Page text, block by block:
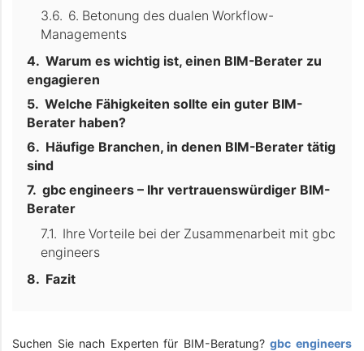
6. Betonung des dualen Workflow-
Managements
Warum es wichtig ist, einen BIM-Berater zu
engagieren
Welche Fähigkeiten sollte ein guter BIM-
Berater haben?
Häufige Branchen, in denen BIM-Berater tätig
sind
gbc engineers – Ihr vertrauenswürdiger BIM-
Berater
Ihre Vorteile bei der Zusammenarbeit mit gbc
engineers
Fazit
Suchen Sie nach Experten für BIM-Beratung?gbc engineers